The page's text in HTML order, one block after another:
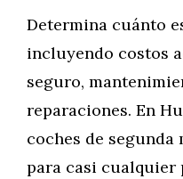
Determina cuánto
incluyendo costos
seguro,
reparaciones. En
coches de segunda
para casi cualquier